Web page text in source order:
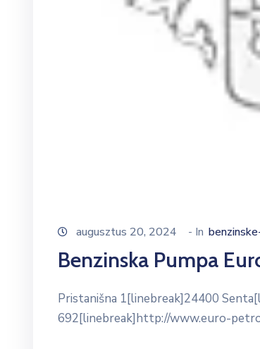
augusztus 20, 2024 - In
Benzinska Pumpa
Pristanišna 1[linebreak]24400
692[linebreak]http://www.euro-